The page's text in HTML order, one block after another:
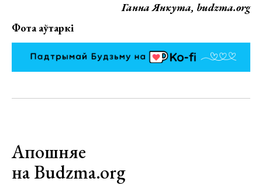
Ганна Янкута, budzma.org
Фота аўтаркі
Апошняе
на Budzma.org